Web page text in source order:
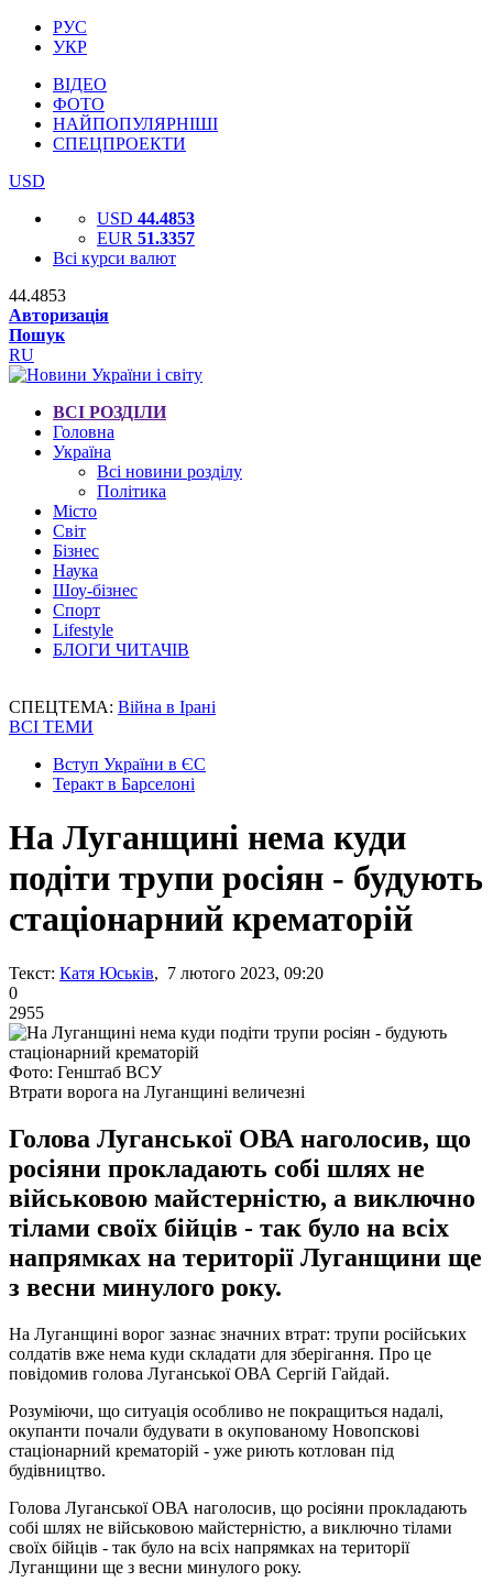
РУС
УКР
ВІДЕО
ФОТО
НАЙПОПУЛЯРНІШІ
СПЕЦПРОЕКТИ
USD
USD 44.4853
EUR 51.3357
Всі курси валют
44.4853
Авторизація
Пошук
RU
ВСІ РОЗДІЛИ
Головна
Україна
Всі новини розділу
Політика
Місто
Світ
Бізнес
Наука
Шоу-бізнес
Спорт
Lifestyle
БЛОГИ ЧИТАЧІВ
СПЕЦТЕМА: Війна в Ірані
ВСІ ТЕМИ
Вступ України в ЄС
Теракт в Барселоні
На Луганщині нема куди
подіти трупи росіян - будують
стаціонарний крематорій
Текст: Катя Юськів, 7 лютого 2023, 09:20
0
2955
Фото: Генштаб ВСУ
Втрати ворога на Луганщині величезні
Голова Луганської ОВА наголосив, що
росіяни прокладають собі шлях не
військовою майстерністю, а виключно
тілами своїх бійців - так було на всіх
напрямках на території Луганщини ще
з весни минулого року.
На Луганщині ворог зазнає значних втрат: трупи російських
солдатів вже нема куди складати для зберігання. Про це
повідомив голова Луганської ОВА Сергій Гайдай.
Розуміючи, що ситуація особливо не покращиться надалі,
окупанти почали будувати в окупованому Новопскові
стаціонарний крематорій - уже риють котлован під
будівництво.
Голова Луганської ОВА наголосив, що росіяни прокладають
собі шлях не військовою майстерністю, а виключно тілами
своїх бійців - так було на всіх напрямках на території
Луганщини ще з весни минулого року.